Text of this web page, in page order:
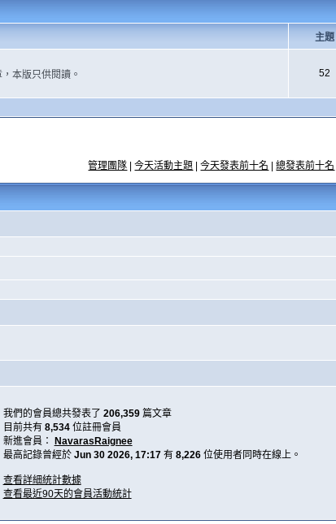
主題
本版只供閱讀。
52
管理團隊 |今天活動主題 |今天發表前十名 |總發表前十名
我們的會員總共發表了 206,359篇文章
目前共有 8,534位註冊會員
新進會員： NavarasRaignee
最高記錄曾經於 Jun 30 2026, 17:17 有 8,226位使用者同時在線上。
查看詳細統計數據
查看最近90天的會員活動統計